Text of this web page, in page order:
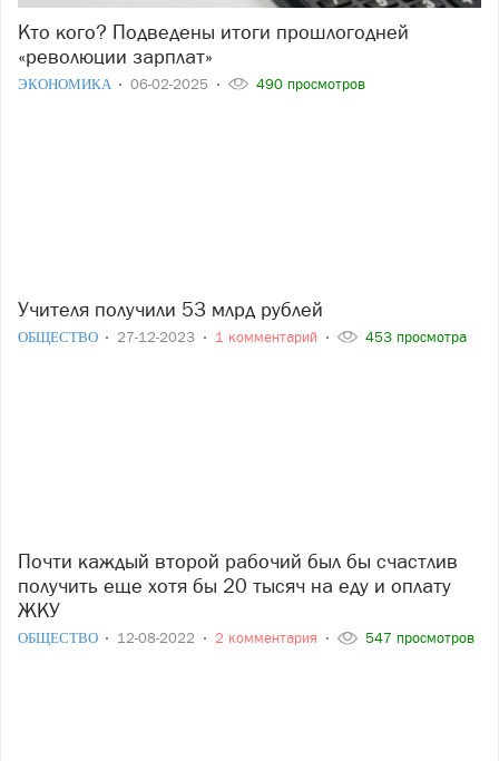
Кто кого? Подведены итоги прошлогодней
«революции зарплат»
ЭКОНОМИКА 06-02-2025 490 просмотров
Учителя получили 53 млрд рублей
ОБЩЕСТВО 27-12-2023 1 комментарий 453 просмотра
Почти каждый второй рабочий был бы счастлив
получить еще хотя бы 20 тысяч на еду и оплату
ЖКУ
ОБЩЕСТВО 12-08-2022 2 комментария 547 просмотров